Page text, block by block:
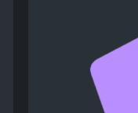
Самые
школой,
получают